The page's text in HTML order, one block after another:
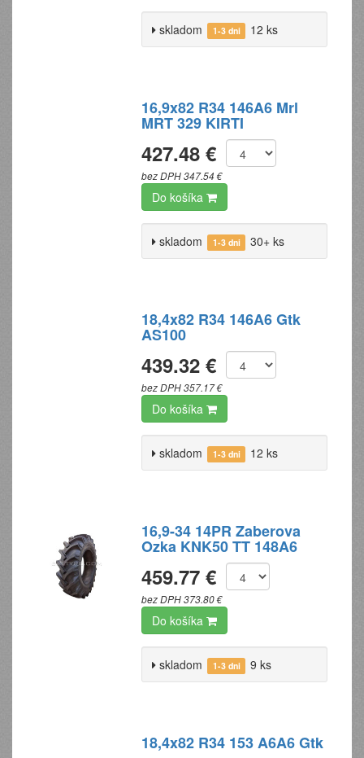
skladom 1-3 dni 12 ks
16,9x82 R34 146A6 Mrl
MRT 329 KIRTI
427.48 €
bez DPH 347.54 €
Do košíka
skladom 1-3 dni 30+ ks
18,4x82 R34 146A6 Gtk
AS100
439.32 €
bez DPH 357.17 €
Do košíka
skladom 1-3 dni 12 ks
16,9-34 14PR Zaberova
Ozka KNK50 TT 148A6
459.77 €
bez DPH 373.80 €
Do košíka
skladom 1-3 dni 9 ks
18,4x82 R34 153 A6A6 Gtk